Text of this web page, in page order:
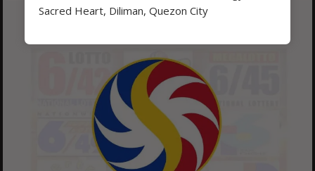
Sacred Heart, Diliman, Quezon City